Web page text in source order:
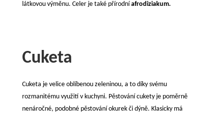
látkovou výměnu. Celer je také přírodní afrodiziakum.
Cuketa
Cuketa je velice oblíbenou zeleninou, a to díky svému
rozmanitému využití v kuchyni. Pěstování cukety je poměrně
nenáročné, podobné pěstování okurek či dýně. Klasicky má